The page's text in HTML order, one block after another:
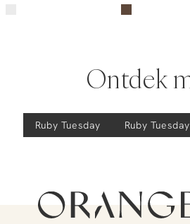
Ontdek
Ruby Tuesday Ruby Tuesday